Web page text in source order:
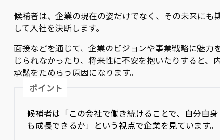
候補者は、企業の現在の姿だけでなく、その未来にも
して入社を決断します。
面接などを通じて、企業のビジョンや事業戦略に魅力
じられなかったり、将来性に不安を抱いたりすると、
承諾をためらう原因になります。
ポイント
候補者は「この会社で働き続けることで、自分自身
も成長できるか」という視点で企業を見ています。